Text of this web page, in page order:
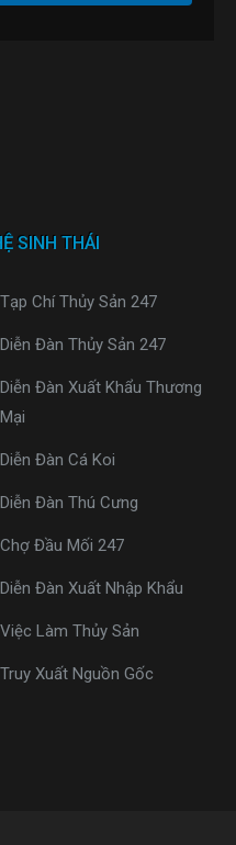
SINH THÁI
Tạp Chí Thủy Sản 247
Diễn Đàn Thủy Sản 247
Diễn Đàn Xuất Khẩu Thương
Mại
Diễn Đàn Cá Koi
Diễn Đàn Thú Cưng
Chợ Đầu Mối 247
Diễn Đàn Xuất Nhập Khẩu
Việc Làm Thủy Sản
Truy Xuất Nguồn Gốc